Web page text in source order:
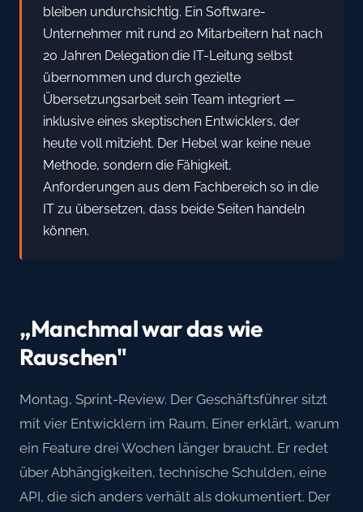
bleiben undurchsichtig. Ein Software-
Unternehmer mit rund 20 Mitarbeitern hat nach
20 Jahren Delegation die IT-Leitung selbst
übernommen und durch gezielte
Übersetzungsarbeit sein Team integriert —
inklusive eines skeptischen Entwicklers, der
heute voll mitzieht. Der Hebel war keine neue
Methode, sondern die Fähigkeit,
Anforderungen aus dem Fachbereich so in die
IT zu übersetzen, dass beide Seiten handeln
können.
„Manchmal war das wie
Rauschen"
Montag, Sprint-Review. Der Geschäftsführer sitzt
mit vier Entwicklern im Raum. Einer erklärt, warum
ein Feature drei Wochen länger braucht. Er redet
über Abhängigkeiten, technische Schulden, eine
API, die sich anders verhält als dokumentiert. Der